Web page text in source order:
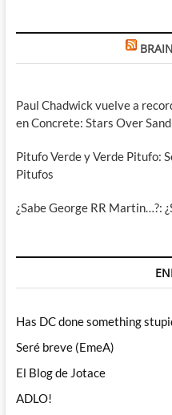
Paul Chadwick vuelve a
en Concrete: Stars Over Sand
Pitufo Verde y Verde Pitufo:
Pitufos
¿Sabe George RR Martin…?:
Has DC done something
Seré breve (EmeA)
El Blog de Jotace
ADLO!